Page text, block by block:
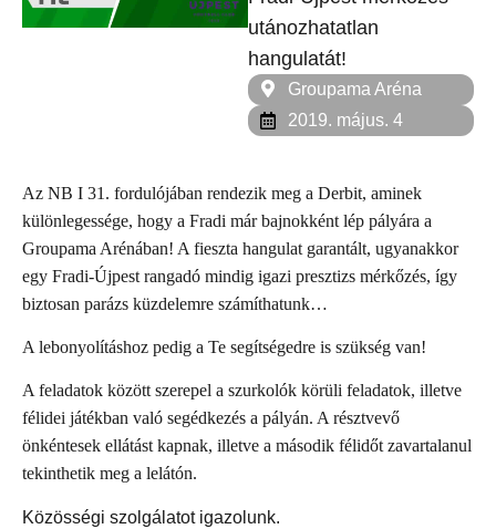
utánozhatatlan
hangulatát!
Groupama Aréna
2019. május. 4
Az NB I 31. fordulójában rendezik meg a Derbit, aminek
különlegessége, hogy a Fradi már bajnokként lép pályára a
Groupama Arénában! A fieszta hangulat garantált, ugyanakkor
egy Fradi-Újpest rangadó mindig igazi presztizs mérkőzés, így
biztosan parázs küzdelemre számíthatunk…
A lebonyolításhoz pedig a Te segítségedre is szükség van!
A feladatok között szerepel a szurkolók körüli feladatok, illetve
félidei játékban való segédkezés a pályán. A résztvevő
önkéntesek ellátást kapnak, illetve a második félidőt zavartalanul
tekinthetik meg a lelátón.
Közösségi szolgálatot igazolunk.